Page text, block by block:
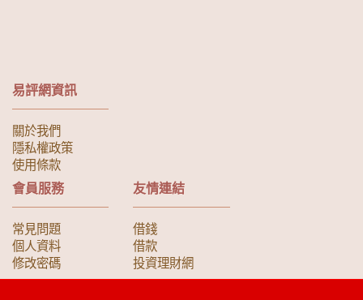
易評網資訊
關於我們
隱私權政策
使用條款
會員服務
常見問題
個人資料
修改密碼
友情連結
借錢
借款
投資理財網